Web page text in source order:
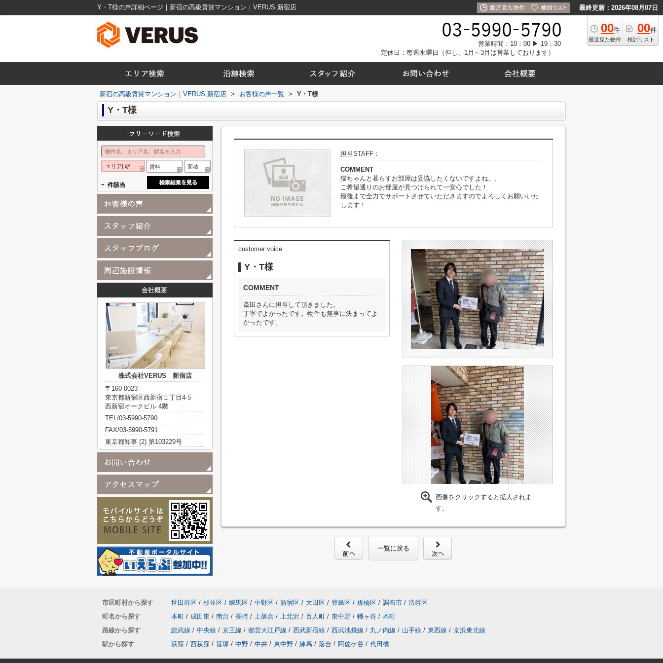
Y・T様の声詳細ページ｜新宿の高級賃貸マンション｜VERUS 新宿店 最終更新：2026年08月07日
00件
最近見た物件
00件
検討リスト
営業時間：10：00 ▶ 19：30
定休日：毎週水曜日（但し、1月～3月は営業しております）
新宿の高級賃貸マンション｜VERUS 新宿店 > お客様の声一覧 > Y・T様
Y・T様
担当STAFF：
COMMENT
猫ちゃんと暮らすお部屋は妥協したくないですよね、、
ご希望通りのお部屋が見つけられて一安心でした！
最後まで全力でサポートさせていただきますのでよろしくお願いいた
します！
customer voice
Y・T様
COMMENT
斎田さんに担当して頂きました。
丁寧でよかったです。物件も無事に決まってよ
かったです。
画像をクリックすると拡大されま
す。
一覧に戻る
エリア| 駅 賃料 面積
- 件該当
株式会社VERUS 新宿店
〒160-0023
東京都新宿区西新宿１丁目4-5
西新宿オークビル 4階
TEL/03-5990-5790
FAX/03-5990-5791
東京都知事 (2) 第103229号
市区町村から探す 世田谷区 / 杉並区 / 練馬区 / 中野区 / 新宿区 / 大田区 / 豊島区 / 板橋区 / 調布市 / 渋谷区
町名から探す
本町 / 成田東 / 南台 / 長崎 / 上落合 / 上北沢 / 百人町 / 東中野 / 幡ヶ谷 / 本町
路線から探す
総武線 / 中央線 / 京王線 / 都営大江戸線 / 西武新宿線 / 西武池袋線 / 丸ノ内線 / 山手線 / 東西線 / 京浜東北線
駅から探す
荻窪 / 西荻窪 / 笹塚 / 中野 / 中井 / 東中野 / 練馬 / 落合 / 阿佐ケ谷 / 代田橋